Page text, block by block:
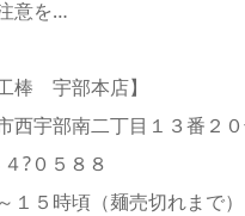
意を…
棒 宇部本店】
西宇部南二丁目１３番２
?０５８８
１５時頃（麺売切れまで）